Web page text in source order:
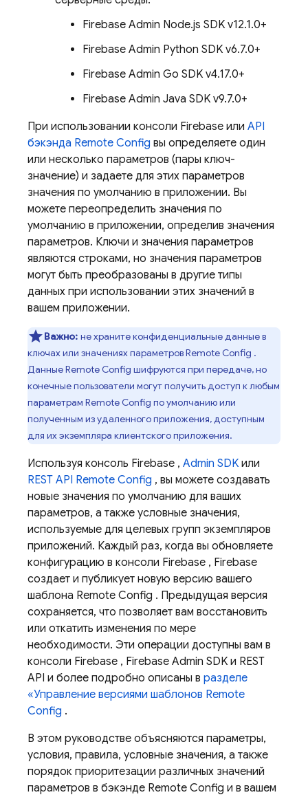
Firebase Admin Node.js SDK v12.1.0+
Firebase Admin Python SDK v6.7.0+
Firebase Admin Go SDK v4.17.0+
Firebase Admin Java SDK v9.7.0+
При использовании консоли Firebase или API
бэкэнда Remote Config вы определяете один
или несколько параметров (пары ключ-
значение) и задаете для этих параметров
значения по умолчанию в приложении. Вы
можете переопределить значения по
умолчанию в приложении, определив значения
параметров. Ключи и значения параметров
являются строками, но значения параметров
могут быть преобразованы в другие типы
данных при использовании этих значений в
вашем приложении.
Важно: не храните конфиденциальные данные в
ключах или значениях параметровRemote Config .
ДанныеRemote Config шифруются при передаче, но
конечные пользователи могут получить доступ к любым
параметрам Remote Config по умолчанию или
полученным из удаленного приложения, доступным
для их экземпляра клиентского приложения.
Используя консоль Firebase , Admin SDK или
REST API Remote Config , вы можете создавать
новые значения по умолчанию для ваших
параметров, а также условные значения,
используемые для целевых групп экземпляров
приложений. Каждый раз, когда вы обновляете
конфигурацию в консоли Firebase , Firebase
создает и публикует новую версию вашего
шаблона Remote Config . Предыдущая версия
сохраняется, что позволяет вам восстановить
или откатить изменения по мере
необходимости. Эти операции доступны вам в
консоли Firebase , Firebase Admin SDK и REST
API и более подробно описаны в разделе
«Управление версиями шаблонов Remote
Config .
В этом руководстве объясняются параметры,
условия, правила, условные значения, а также
порядок приоритезации различных значений
параметров в бэкэнде Remote Config и в вашем